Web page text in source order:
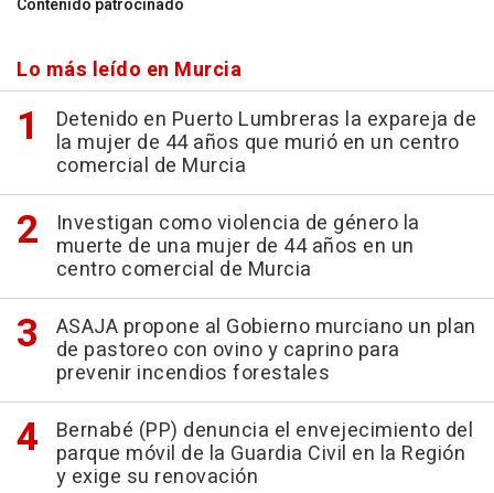
Contenido patrocinado
Lo más leído en Murcia
Detenido en Puerto Lumbreras la expareja de
la mujer de 44 años que murió en un centro
comercial de Murcia
Investigan como violencia de género la
muerte de una mujer de 44 años en un
centro comercial de Murcia
ASAJA propone al Gobierno murciano un plan
de pastoreo con ovino y caprino para
prevenir incendios forestales
Bernabé (PP) denuncia el envejecimiento del
parque móvil de la Guardia Civil en la Región
y exige su renovación